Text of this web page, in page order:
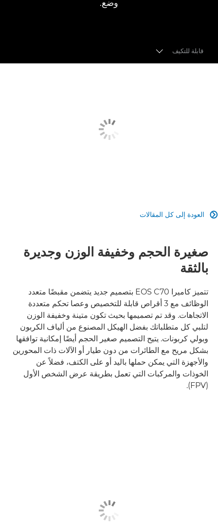
وضع.
قابلة للتكيف
وظائف الدعم
الواجهة الاحترافية
العودة إلى كل المقالات 
صغيرة الحجم وخفيفة الوزن وجديرة
بالثقة
تتميز كاميرا EOS C70 بتصميم جديد يتضمن مقبضًا متعدد
الوظائف مع 3 أقراص قابلة للتخصيص وعصا تحكم متعددة
الاتجاهات. وقد تم تصميمها بحيث تكون متينة وخفيفة الوزن
لتلبي كل متطلباتك بفضل الهيكل المصنوع من ألياف الكربون
وبولي كربونات. يتيح التصميم صغير الحجم أيضًا إمكانية توافقها
بشكل مريح مع الطائرات من دون طيار أو الآلات ذات المحورين
والأجهزة التي يمكن حملها باليد أو على الكتف، فضلاً عن
الخوذات والمركبات التي تعمل بطريقة عرض الشخص الأول
(FPV).